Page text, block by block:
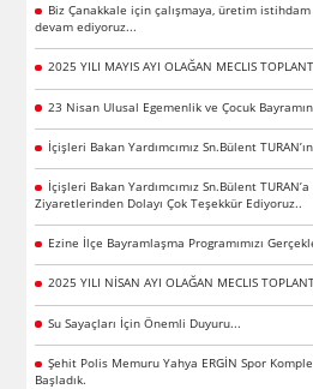
Biz Çanakkale için çalışmaya, üretim
devam ediyoruz...
2025 YILI MAYIS AYI OLAĞAN MECLIS
23 Nisan Ulusal Egemenlik ve Çocuk
İçişleri Bakan Yardımcımız Sn.Bülent
İçişleri Bakan Yardımcımız Sn.Bülent
Ziyaretlerinden Dolayı Çok Teşekkür Ediyoruz..
Ezine İlçe Bayramlaşma Programımızı
2025 YILI NİSAN AYI OLAĞAN MECLIS
Su Sayaçları İçin Önemli Duyuru...
Şehit Polis Memuru Yahya ERGİN Spor
Başladık.